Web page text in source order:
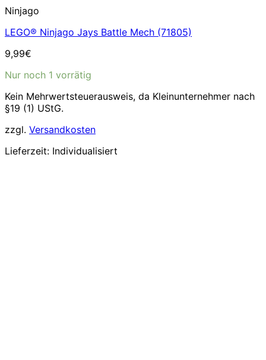
Ninjago
LEGO® Ninjago Jays Battle Mech (71805)
9,99€
Nur noch 1 vorrätig
Kein Mehrwertsteuerausweis, da Kleinunternehmer nach
§19 (1) UStG.
zzgl. Versandkosten
Lieferzeit: Individualisiert